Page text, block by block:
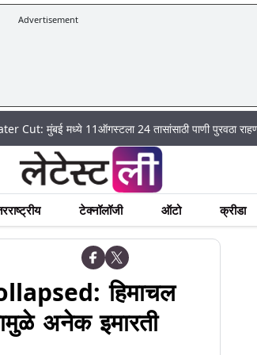
Advertisement
मध्ये 11ऑगस्टला 24 तासांसाठी पाणी पुरवठा राहणार बंद;
टेक्नॉलॉजी ऑटो क्रीडा
हिमाचल
अनेक इमारती